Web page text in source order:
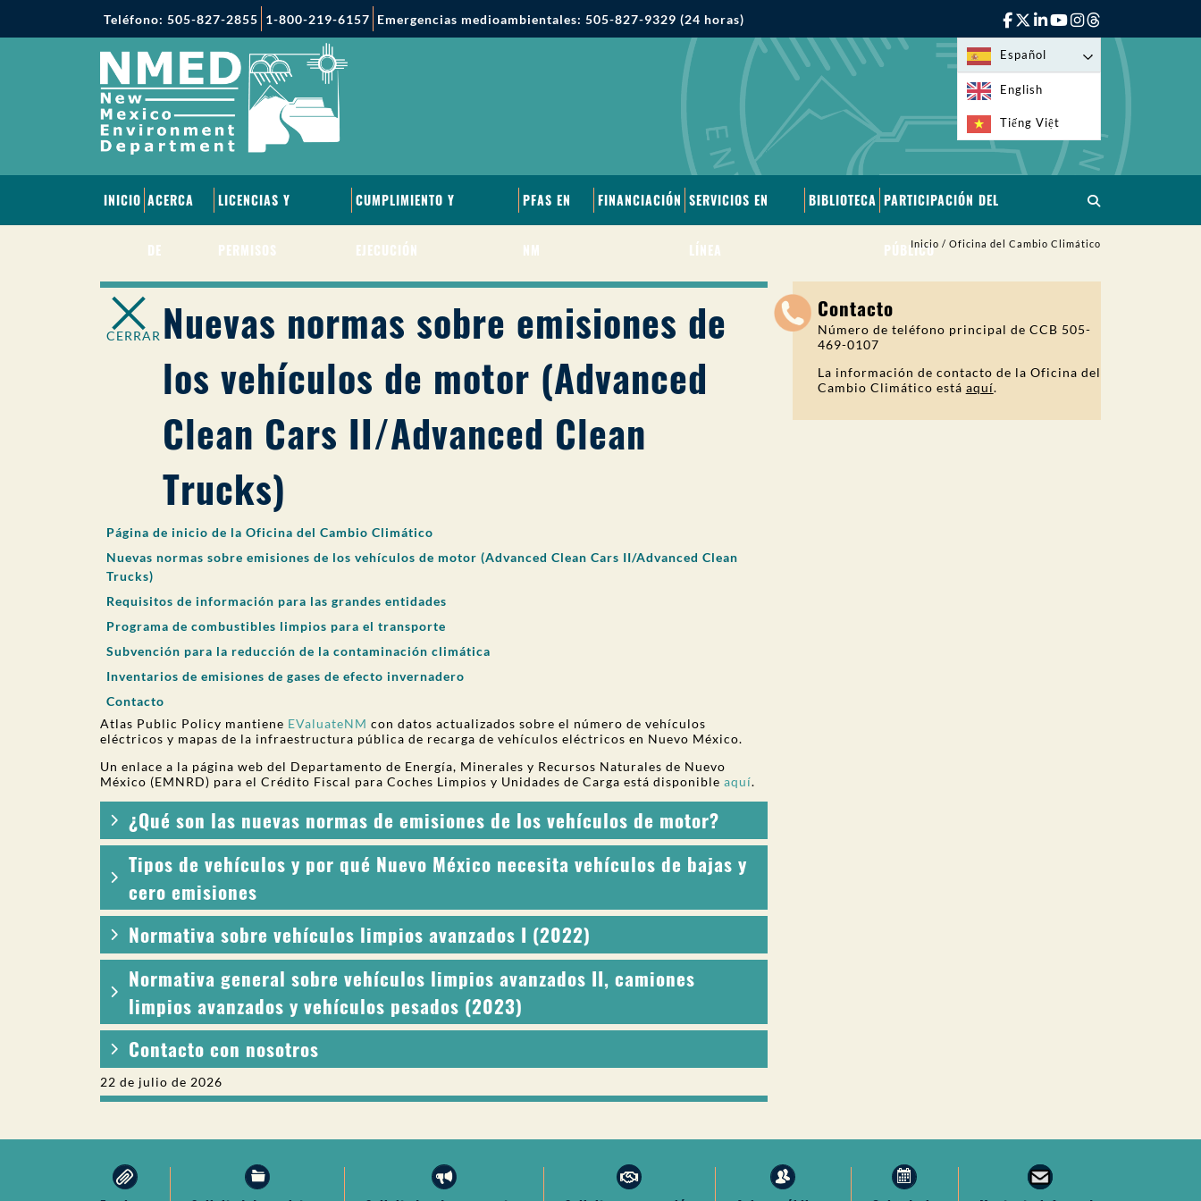
Teléfono: 505-827-2855 1-800-219-6157 Emergencias medioambientales: 505-827-9329 (24 horas)
Español
English
Tiếng Việt
INICIO ACERCA
DE
LICENCIAS Y
PERMISOS
CUMPLIMIENTO Y
EJECUCIÓN
PFAS EN
NM
FINANCIACIÓN SERVICIOS EN
LÍNEA
BIBLIOTECA PARTICIPACIÓN DEL
PÚBLICO
Inicio / Oficina del Cambio Climático
CERRAR Nuevas normas sobre emisiones de
los vehículos de motor (Advanced
Clean Cars II/Advanced Clean
Trucks)
Página de inicio de la Oficina del Cambio Climático
Nuevas normas sobre emisiones de los vehículos de motor (Advanced Clean Cars II/Advanced Clean
Trucks)
Requisitos de información para las grandes entidades
Programa de combustibles limpios para el transporte
Subvención para la reducción de la contaminación climática
Inventarios de emisiones de gases de efecto invernadero
Contacto
Atlas Public Policy mantiene EValuateNM con datos actualizados sobre el número de vehículos
eléctricos y mapas de la infraestructura pública de recarga de vehículos eléctricos en Nuevo México.
Un enlace a la página web del Departamento de Energía, Minerales y Recursos Naturales de Nuevo
México (EMNRD) para el Crédito Fiscal para Coches Limpios y Unidades de Carga está disponible aquí.
¿Qué son las nuevas normas de emisiones de los vehículos de motor?
Tipos de vehículos y por qué Nuevo México necesita vehículos de bajas y
cero emisiones
Normativa sobre vehículos limpios avanzados I (2022)
Normativa general sobre vehículos limpios avanzados II, camiones
limpios avanzados y vehículos pesados (2023)
Contacto con nosotros
22 de julio de 2026
Contacto
Número de teléfono principal de CCB 505-
469-0107
La información de contacto de la Oficina del
Cambio Climático está aquí.